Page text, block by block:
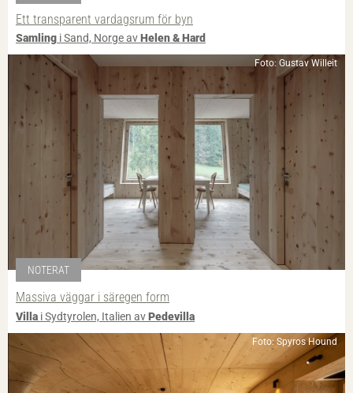
Ett transparent vardagsrum för byn
Samling i Sand, Norge avHelen & Hard
Foto: Gustav Willeit
NOTERAT
Massiva väggar i säregen form
Villa i Sydtyrolen, Italien avPedevilla
Foto: Spyros Hound